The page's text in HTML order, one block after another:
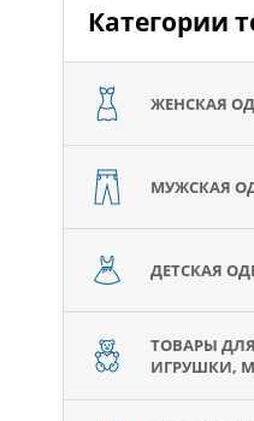
Категории
ЖЕНСКАЯ
МУЖСКАЯ
ДЕТСКАЯ
ТОВАРЫ
ИГРУШКИ,